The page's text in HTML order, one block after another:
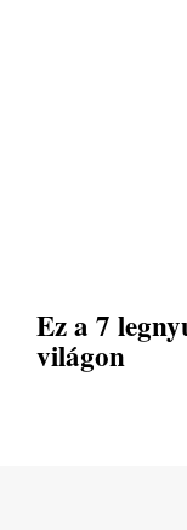
Ez a 7
világon